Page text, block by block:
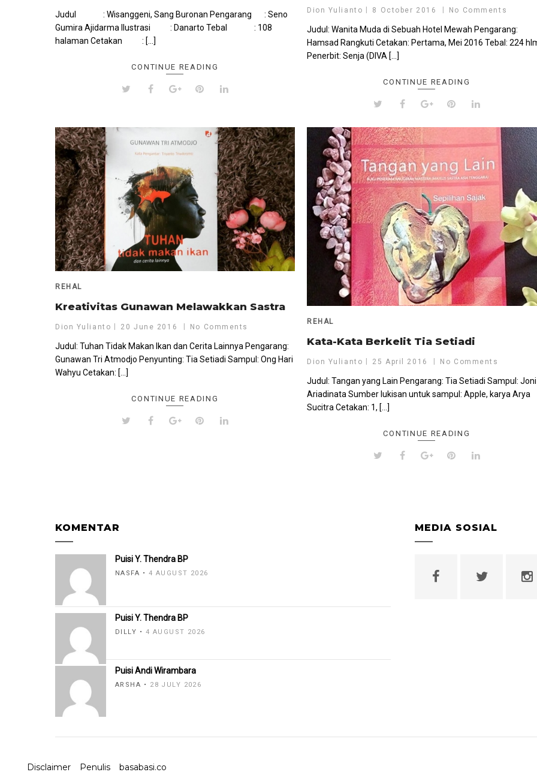
Judul : Wisanggeni, Sang Buronan Pengarang : Seno
Gumira Ajidarma Ilustrasi : Danarto Tebal : 108
halaman Cetakan : […]
CONTINUE READING
Dion Yulianto 8 October 2016 No Comments
Judul: Wanita Muda di Sebuah Hotel Mewah Pengarang:
Hamsad Rangkuti Cetakan: Pertama, Mei 2016 Tebal: 224
Penerbit: Senja (DIVA […]
CONTINUE READING
REHAL
Kreativitas Gunawan Melawakkan Sastra
Dion Yulianto 20 June 2016 No Comments
Judul: Tuhan Tidak Makan Ikan dan Cerita Lainnya Pengarang:
Gunawan Tri Atmodjo Penyunting: Tia Setiadi Sampul: Ong Hari
Wahyu Cetakan: […]
CONTINUE READING
REHAL
Kata-Kata Berkelit Tia Setiadi
Dion Yulianto 25 April 2016 No Comments
Judul: Tangan yang Lain Pengarang: Tia Setiadi Sampul: Joni
Ariadinata Sumber lukisan untuk sampul: Apple, karya Arya
Sucitra Cetakan: 1, […]
CONTINUE READING
KOMENTAR
Puisi Y. Thendra BP
NASFA 4 AUGUST 2026
Puisi Y. Thendra BP
DILLY 4 AUGUST 2026
Puisi Andi Wirambara
ARSHA 28 JULY 2026
MEDIA SOSIAL
Disclaimer Penulis basabasi.co